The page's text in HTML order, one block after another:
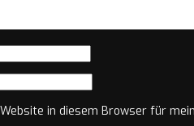
in diesem Browser für